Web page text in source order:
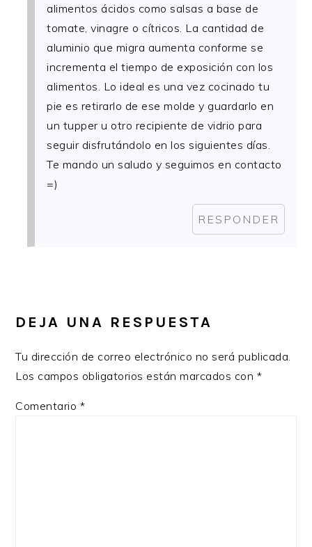
alimentos ácidos como salsas a base de
tomate, vinagre o cítricos. La cantidad de
aluminio que migra aumenta conforme se
incrementa el tiempo de exposición con los
alimentos. Lo ideal es una vez cocinado tu
pie es retirarlo de ese molde y guardarlo en
un tupper u otro recipiente de vidrio para
seguir disfrutándolo en los siguientes días.
Te mando un saludo y seguimos en contacto
=)
RESPONDER
DEJA UNA RESPUESTA
Tu dirección de correo electrónico no será publicada.
Los campos obligatorios están marcados con *
Comentario *